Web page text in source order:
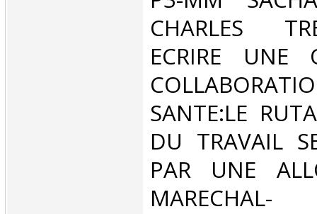
CHARLES
ECRIRE UNE
SANTE:LE
DU TRAVAIL
PAR UNE
MARECHAL-‎